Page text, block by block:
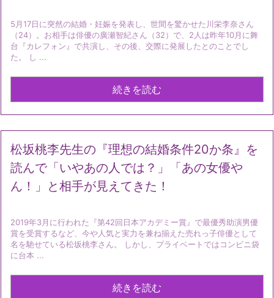
5月17日に突然の結婚・妊娠を発表し、世間を驚かせた川栄李奈さん
（24）。お相手は俳優の廣瀬智紀さん（32）で、2人は昨年10月に舞
台『カレフォン』で共演し、その後、交際に発展したとのことでし
た。 し ...
続きを読む
松坂桃李先生の『理想の結婚条件20か条』を
読んで「いやあの人では？」「あの女優や
ん！」と相手が見えてきた！
2019年3月に行われた『第42回日本アカデミー賞』で最優秀助演男優
賞を受賞するなど、今や人気と実力を兼ね揃えた売れっ子俳優として
名を馳せている松坂桃李さん。 しかし、プライベートではコンビニ袋
に台本 ...
続きを読む